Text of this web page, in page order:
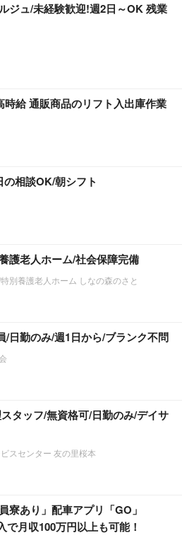
ジュ/未経験歓迎!週2日～OK 残業
時給 通販商品のリフト入出庫作業
相談OK/朝シフト
護老人ホーム/社会保障完備
別養護老人ホーム しなの森のさと
/日勤のみ/週1日から/ブランク不問
スタッフ/無資格可/日勤のみ/デイサ
スセンター 友の里桜本
寮あり」配車アプリ「GO」
で月収100万円以上も可能！